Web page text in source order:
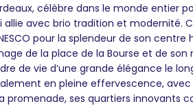
célèbre dans le monde entier
allie avec brio tradition et modernité.
pour la splendeur de son centre
de la place de la Bourse et de
de vie d’une grande élégance le
en pleine effervescence,
promenade, ses quartiers innovants